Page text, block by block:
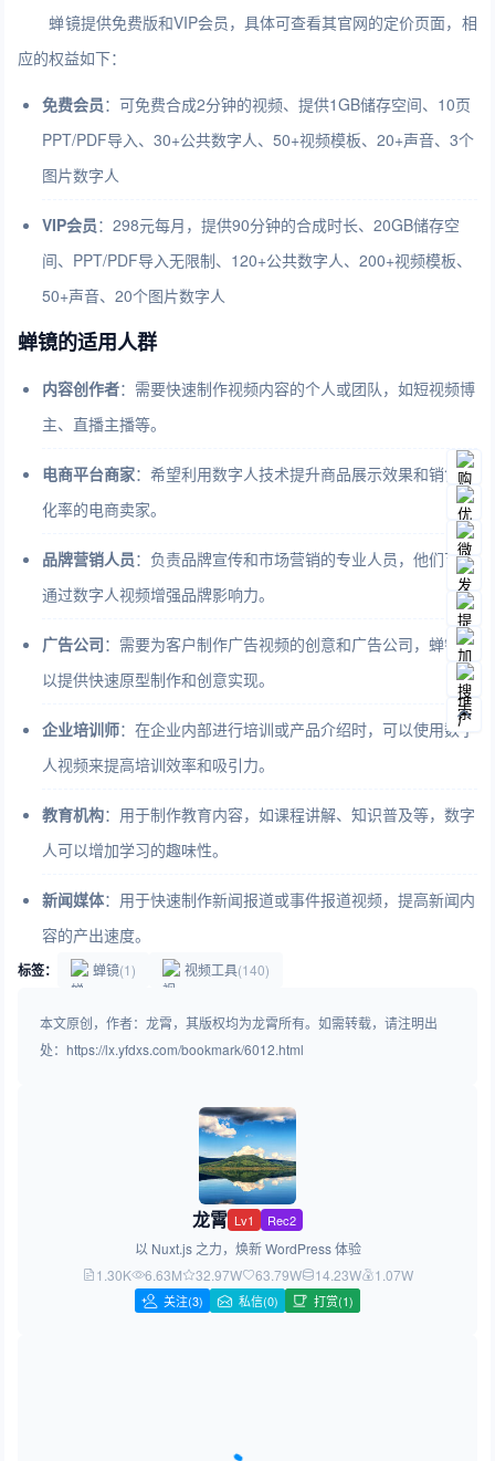
蝉镜提供免费版和VIP会员，具体可查看其官网的定价页面，相
应的权益如下：
免费会员：可免费合成2分钟的视频、提供1GB储存空间、10页
PPT/PDF导入、30+公共数字人、50+视频模板、20+声音、3个
图片数字人
VIP会员：298元每月，提供90分钟的合成时长、20GB储存空
间、PPT/PDF导入无限制、120+公共数字人、200+视频模板、
50+声音、20个图片数字人
蝉镜的适用人群
内容创作者：需要快速制作视频内容的个人或团队，如短视频博
主、直播主播等。
电商平台商家：希望利用数字人技术提升商品展示效果和销售转
化率的电商卖家。
品牌营销人员：负责品牌宣传和市场营销的专业人员，他们可以
通过数字人视频增强品牌影响力。
广告公司：需要为客户制作广告视频的创意和广告公司，蝉镜可
以提供快速原型制作和创意实现。
企业培训师：在企业内部进行培训或产品介绍时，可以使用数字
人视频来提高培训效率和吸引力。
教育机构：用于制作教育内容，如课程讲解、知识普及等，数字
人可以增加学习的趣味性。
新闻媒体：用于快速制作新闻报道或事件报道视频，提高新闻内
容的产出速度。
标签： 蝉镜(1) 视频工具(140)
本文原创，作者：龙霄，其版权均为龙霄所有。如需转载，请注明出
处：https://lx.yfdxs.com/bookmark/6012.html
龙霄 Lv1 Rec2
以 Nuxt.js 之力，焕新 WordPress 体验
1.30K
6.63M 32.97W 63.79W 14.23W 1.07W
关注(3) 私信(0) 打赏(1)